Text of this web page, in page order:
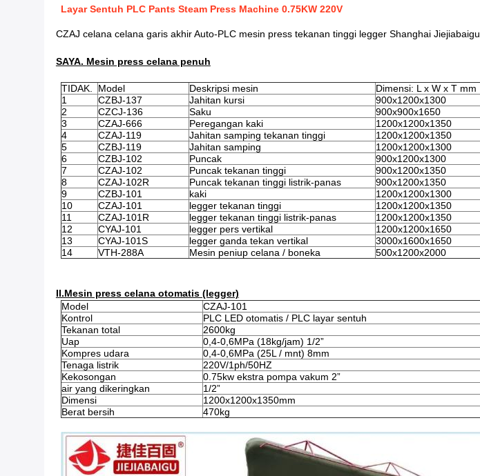
Layar Sentuh PLC Pants Steam Press Machine 0.75KW 220V
CZAJ celana celana garis akhir Auto-PLC mesin press tekanan tinggi legger Shanghai Jiejiabaigu
SAYA. Mesin press celana penuh
TIDAK. Model Deskripsi mesin
Dimensi: L x W x T mm
1
CZBJ-137 Jahitan kursi
900x1200x1300
2
CZCJ-136 Saku
900x900x1650
3
CZAJ-666 Peregangan kaki
1200x1200x1350
4
CZAJ-119 Jahitan samping tekanan tinggi
1200x1200x1350
5
CZBJ-119 Jahitan samping
1200x1200x1300
6
CZBJ-102 Puncak
900x1200x1300
7
CZAJ-102 Puncak tekanan tinggi
900x1200x1350
8
CZAJ-102R Puncak tekanan tinggi listrik-panas
900x1200x1350
9
CZBJ-101 kaki
1200x1200x1300
10
CZAJ-101 legger tekanan tinggi
1200x1200x1350
11
CZAJ-101R legger tekanan tinggi listrik-panas
1200x1200x1350
12
CYAJ-101 legger pers vertikal
1200x1200x1650
13
CYAJ-101S legger ganda tekan vertikal
3000x1600x1650
14
VTH-288A Mesin peniup celana / boneka 500x1200x2000
II.Mesin press celana otomatis (legger)
Model
CZAJ-101
Kontrol
PLC LED otomatis / PLC layar sentuh
Tekanan total
2600kg
Uap
0,4-0,6MPa (18kg/jam) 1/2”
Kompres udara
0,4-0,6MPa (25L / mnt) 8mm
Tenaga listrik
220V/1ph/50HZ
Kekosongan
0.75kw ekstra pompa vakum 2”
air yang dikeringkan
1/2”
Dimensi
1200x1200x1350mm
Berat bersih
470kg